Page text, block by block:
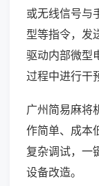
或无线信号与
型等指令，发
驱动内部微型
过程中进行干
广州简易麻将
作简单、成本
复杂调试，一
设备改造。